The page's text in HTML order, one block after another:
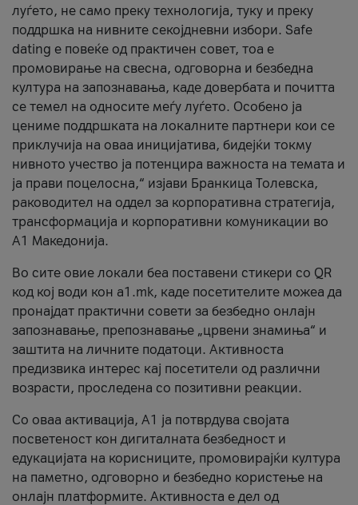
луѓето, не само преку технологија, туку и преку
поддршка на нивните секојдневни избори. Safe
dating е повеќе од практичен совет, тоа е
промовирање на свесна, одговорна и безбедна
култура на запознавања, каде довербата и почитта
се темел на односите меѓу луѓето. Особено ја
цениме поддршката на локалните партнери кои се
приклучија на оваа иницијатива, бидејќи токму
нивното учество ја потенцира важноста на темата и
ја прави поцелосна,“ изјави Бранкица Толевска,
раководител на оддел за корпоративна стратегија,
трансформација и корпоративни комуникации во
А1 Македонија.
Во сите овие локали беа поставени стикери со QR
код кој води кон a1.mk, каде посетителите можеа да
пронајдат практични совети за безбедно онлајн
запознавање, препознавање „црвени знамиња“ и
заштита на личните податоци. Активноста
предизвика интерес кај посетители од различни
возрасти, проследена со позитивни реакции.
Со оваа активација, А1 ја потврдува својата
посветеност кон дигиталната безбедност и
едукацијата на корисниците, промовирајќи култура
на паметно, одговорно и безбедно користење на
онлајн платформите. Активноста е дел од